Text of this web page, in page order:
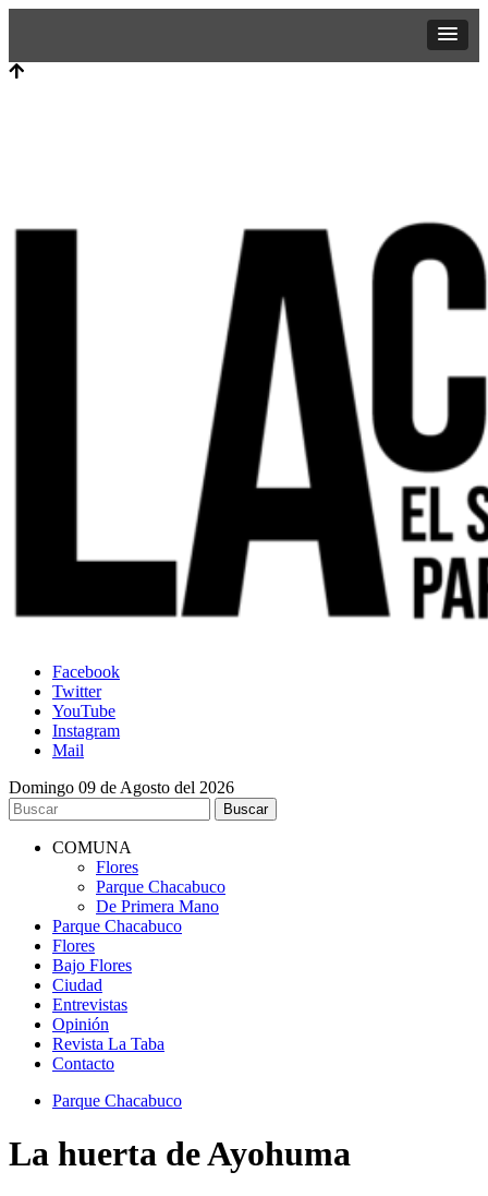
Facebook
Twitter
YouTube
Instagram
Mail
Domingo 09 de Agosto del 2026
COMUNA
Flores
Parque Chacabuco
De Primera Mano
Parque Chacabuco
Flores
Bajo Flores
Ciudad
Entrevistas
Opinión
Revista La Taba
Contacto
Parque Chacabuco
La huerta de Ayohuma